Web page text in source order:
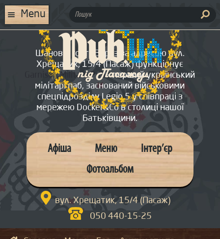
navigation
content
Menu
ГОЛОВНА
ІНТЕР’ЄР
ФОТОАЛЬБОМ
ПРО НАС
КОНТАКТИ
ОРГАНІЗАЦІЯ СВЯТ
СПЕЦІАЛЬНІ ПРОПОЗИЦІЇ
Шановні гості! Зараз за адресою вул.
Хрещатик, 15/4 (Пасаж) функціонує
Garnison Military Pub– перший український
мілітарі паб, заснований військовими
спецпідрозділу Legio 5 у співпраці з
мережею Docker&Co в столиці нашої
Батьківщини.
Афіша Меню
Інтер’єр
Фотоальбом
 вул. Хрещатик, 15/4 (Пасаж)
050 440-15-25